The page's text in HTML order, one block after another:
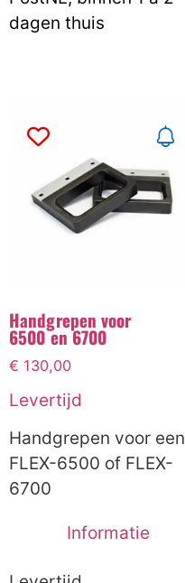
dagen thuis
Handgrepen voor
6500 en 6700
€ 130,00
Levertijd
Handgrepen voor een
FLEX-6500 of FLEX-
6700
Informatie